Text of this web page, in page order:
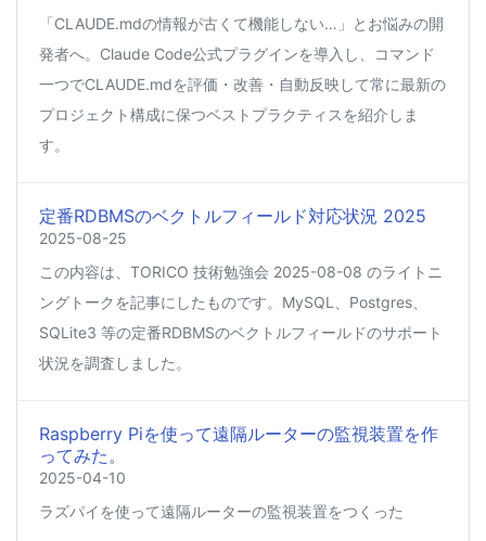
「CLAUDE.mdの情報が古くて機能しない…」とお悩みの開
発者へ。Claude Code公式プラグインを導入し、コマンド
一つでCLAUDE.mdを評価・改善・自動反映して常に最新の
プロジェクト構成に保つベストプラクティスを紹介しま
す。
定番RDBMSのベクトルフィールド対応状況 2025
2025-08-25
この内容は、TORICO 技術勉強会 2025-08-08 のライトニ
ングトークを記事にしたものです。MySQL、Postgres、
SQLite3 等の定番RDBMSのベクトルフィールドのサポート
状況を調査しました。
Raspberry Piを使って遠隔ルーターの監視装置を作
ってみた。
2025-04-10
ラズパイを使って遠隔ルーターの監視装置をつくった